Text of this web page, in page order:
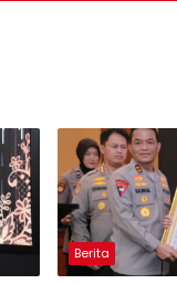
Berita